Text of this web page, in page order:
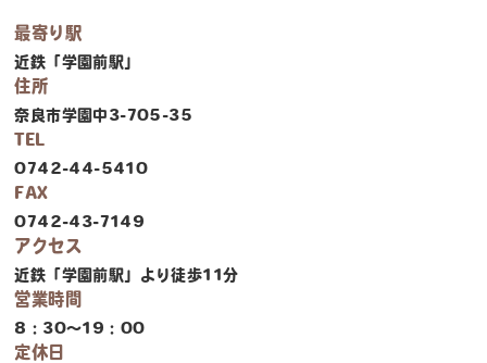
最寄り駅
近鉄「学園前駅」
住所
奈良市学園中3-705-35
TEL
0742-44-5410
FAX
0742-43-7149
アクセス
近鉄「学園前駅」より徒歩11分
営業時間
8：30～19：00
定休日